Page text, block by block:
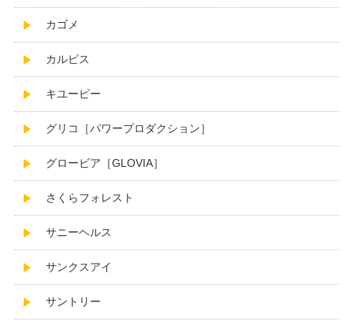
カゴメ
カルピス
キユーピー
グリコ［パワープロダクション］
グロービア［GLOVIA］
さくらフォレスト
サニーヘルス
サンクスアイ
サントリー